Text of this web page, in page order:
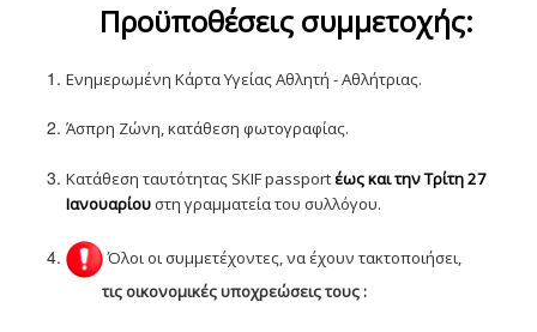
Προϋποθέσεις συμμετοχής:
Ενημερωμένη Κάρτα Υγείας Αθλητή - Αθλήτριας.
Άσπρη Ζώνη, κατάθεση φωτογραφίας.
Κατάθεση ταυτότητας SKIF passportέως και την Τρίτη 27
Ιανουαρίουστη γραμματεία του συλλόγου.
Όλοι οι συμμετέχοντες, να έχουν τακτοποιήσει,
τις οικονομικές υποχρεώσεις τους :